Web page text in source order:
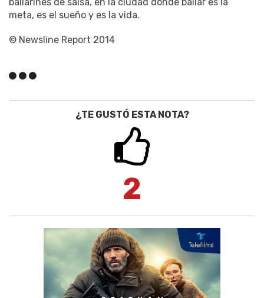
meta, es el sueño y es la vida.
© Newsline Report 2014
¿TE GUSTÓ ESTA NOTA?
2